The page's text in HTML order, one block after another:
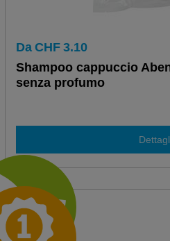
Da CHF 3.10
Shampoo cappuccio
senza profumo